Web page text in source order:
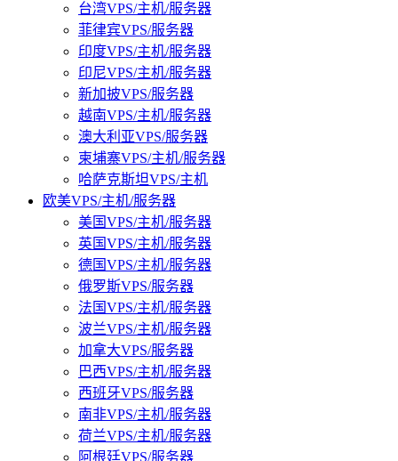
台湾VPS/主机/服务器
菲律宾VPS/服务器
印度VPS/主机/服务器
印尼VPS/主机/服务器
新加披VPS/服务器
越南VPS/主机/服务器
澳大利亚VPS/服务器
柬埔寨VPS/主机/服务器
哈萨克斯坦VPS/主机
欧美VPS/主机/服务器
美国VPS/主机/服务器
英国VPS/主机/服务器
德国VPS/主机/服务器
俄罗斯VPS/服务器
法国VPS/主机/服务器
波兰VPS/主机/服务器
加拿大VPS/服务器
巴西VPS/主机/服务器
西班牙VPS/服务器
南非VPS/主机/服务器
荷兰VPS/主机/服务器
阿根廷VPS/服务器